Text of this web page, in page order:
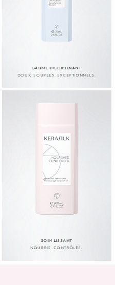
BAUME DISCIPLINANT
DOUX. SOUPLES. EXCEPTIONNELS.
SOIN LISSANT
NOURRIS. CONTRÔLÉS.